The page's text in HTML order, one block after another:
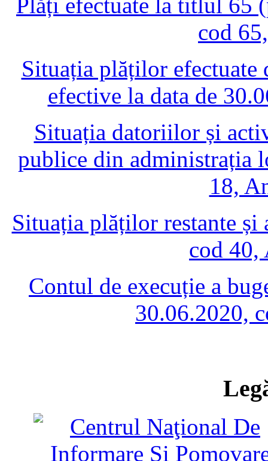
cod
Situația plăților efectuate
efective la data de
Situația datoriilor și
publice din administrația
18,
Situația plăților restante și
cod 40,
Contul de execuție a
30.06.2020,